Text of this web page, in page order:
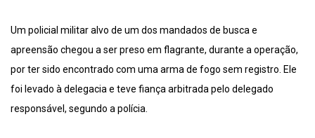
Um policial militar alvo de um dos mandados de busca e
apreensão chegou a ser preso em flagrante, durante a operação,
por ter sido encontrado com uma arma de fogo sem registro. Ele
foi levado à delegacia e teve fiança arbitrada pelo delegado
responsável, segundo a polícia.